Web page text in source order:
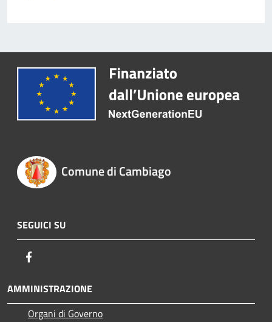
Comune di Cambiago
SEGUICI SU
AMMINISTRAZIONE
Organi di Governo